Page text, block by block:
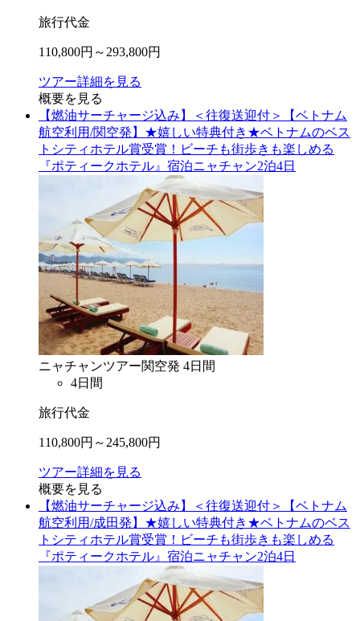
旅行代金
110,800円～ 293,800円
ツアー詳細を見る
概要を見る
【燃油サーチャージ込み】＜往復送迎付＞【ベトナム
航空利用/関空発】★嬉しい特典付き★ベトナムのベス
トシティホテル賞受賞！ビーチも街歩きも楽しめる
『ポティークホテル』宿泊ニャチャン2泊4日
ニャチャンツアー関空発 4日間
4日間
旅行代金
110,800円～ 245,800円
ツアー詳細を見る
概要を見る
【燃油サーチャージ込み】＜往復送迎付＞【ベトナム
航空利用/成田発】★嬉しい特典付き★ベトナムのベス
トシティホテル賞受賞！ビーチも街歩きも楽しめる
『ポティークホテル』宿泊ニャチャン2泊4日